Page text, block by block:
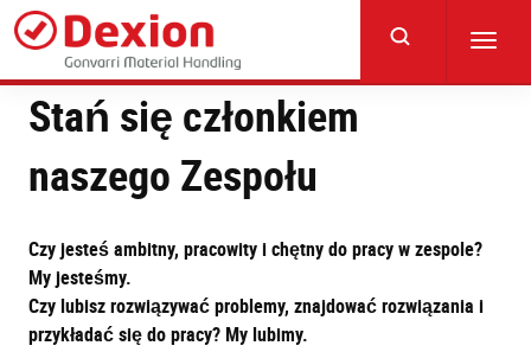
Skip
main
content
Stań się członkiem
naszego Zespołu
Czy jesteś ambitny, pracowity i chętny do pracy w zespole?
My jesteśmy.
Czy lubisz rozwiązywać problemy, znajdować rozwiązania i
przykładać się do pracy? My lubimy.